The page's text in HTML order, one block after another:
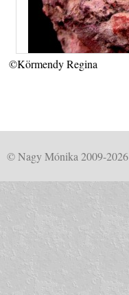
©Körmendy Regina
© Nagy Mónika 2009-2026